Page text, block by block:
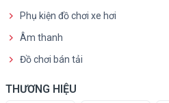
Phụ kiện đồ chơi xe hơi
Âm thanh
Đồ chơi bán tải
THƯƠNG HIỆU